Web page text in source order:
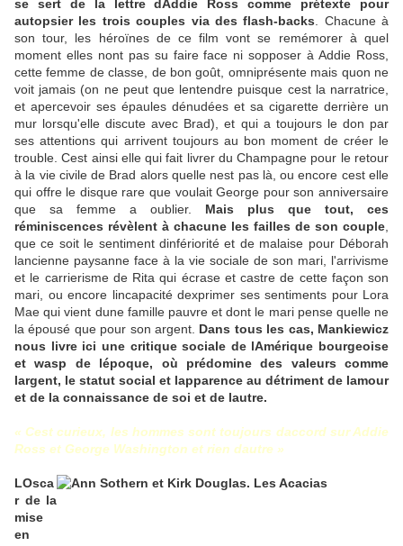
se sert de la lettre dAddie Ross comme prétexte pour
autopsier les trois couples via des flash-backs . Chacune à
son tour, les héroïnes de ce film vont se remémorer à quel
moment elles nont pas su faire face ni sopposer à Addie Ross,
cette femme de classe, de bon goût, omniprésente mais quon ne
voit jamais (on ne peut que lentendre puisque cest la narratrice,
et apercevoir ses épaules dénudées et sa cigarette derrière un
mur lorsqu'elle discute avec Brad), et qui a toujours le don par
ses attentions qui arrivent toujours au bon moment de créer le
trouble. Cest ainsi elle qui fait livrer du Champagne pour le retour
à la vie civile de Brad alors quelle nest pas là, ou encore cest elle
qui offre le disque rare que voulait George pour son anniversaire
que sa femme a oublier. Mais plus que tout, ces
réminiscences révèlent à chacune les failles de son couple
que ce soit le sentiment dinfériorité et de malaise pour Déborah
lancienne paysanne face à la vie sociale de son mari, l'arrivisme
et le carrierisme de Rita qui écrase et castre de cette façon son
mari, ou encore lincapacité dexprimer ses sentiments pour Lora
Mae qui vient dune famille pauvre et dont le mari pense quelle ne
la épousé que pour son argent. Dans tous les cas, Mankiewicz
nous livre ici une critique sociale de lAmérique bourgeoise
et wasp de lépoque, où prédomine des valeurs comme
largent, le statut social et lapparence au détriment de lamour
et de la connaissance de soi et de lautre.
« Cest curieux, les hommes sont toujours daccord sur Addie
Ross et George Washington et rien dautre »
LOsca
r de la
mise
en